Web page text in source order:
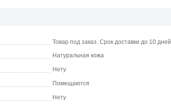
Товар под заказ. Срок доставки до 10 дней
Натуральная кожа
Нету
Помещаются
Нету